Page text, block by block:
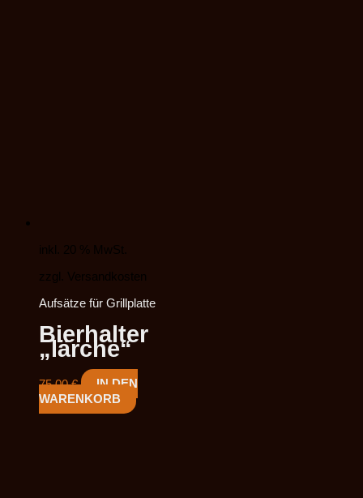
inkl. 20 % MwSt.
zzgl. Versandkosten
Aufsätze für Grillplatte
Bierhalter
„lärche“
75,00€
IN DEN
WARENKORB